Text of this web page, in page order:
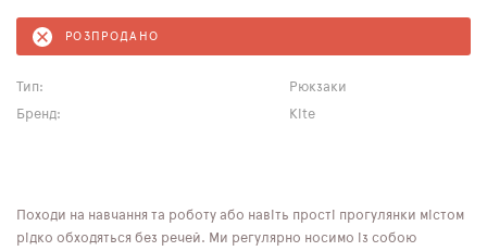
РОЗПРОДАНО
Тип:
Рюкзаки
Бренд:
Kite
Походи на навчання та роботу або навіть прості прогулянки містом
рідко обходяться без речей. Ми регулярно носимо із собою